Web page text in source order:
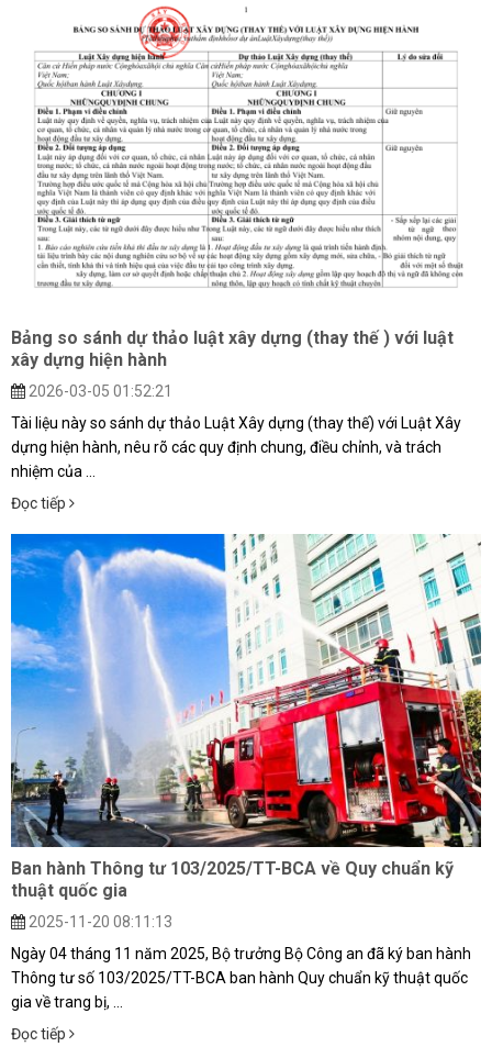
Bảng so sánh dự thảo luật xây dựng (thay thế ) với luật
xây dựng hiện hành
2026-03-05 01:52:21
Tài liệu này so sánh dự thảo Luật Xây dựng (thay thế) với Luật Xây
dựng hiện hành, nêu rõ các quy định chung, điều chỉnh, và trách
nhiệm của ...
Đọc tiếp
Ban hành Thông tư 103/2025/TT-BCA về Quy chuẩn kỹ
thuật quốc gia
2025-11-20 08:11:13
Ngày 04 tháng 11 năm 2025, Bộ trưởng Bộ Công an đã ký ban hành
Thông tư số 103/2025/TT-BCA ban hành Quy chuẩn kỹ thuật quốc
gia về trang bị, ...
Đọc tiếp